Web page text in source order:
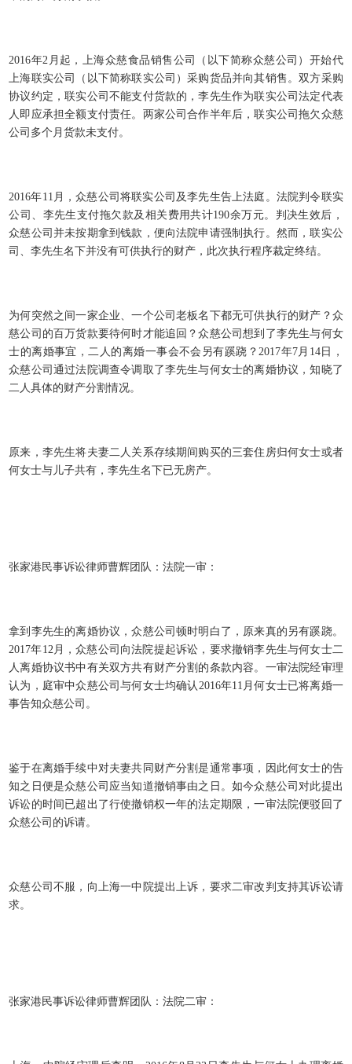
2016年2月起，上海众慈食品销售公司（以下简称众慈公司）开始代
上海联实公司（以下简称联实公司）采购货品并向其销售。双方采购
协议约定，联实公司不能支付货款的，李先生作为联实公司法定代表
人即应承担全额支付责任。两家公司合作半年后，联实公司拖欠众慈
公司多个月货款未支付。
2016年11月，众慈公司将联实公司及李先生告上法庭。法院判令联实
公司、李先生支付拖欠款及相关费用共计190余万元。判决生效后，
众慈公司并未按期拿到钱款，便向法院申请强制执行。然而，联实公
司、李先生名下并没有可供执行的财产，此次执行程序裁定终结。
为何突然之间一家企业、一个公司老板名下都无可供执行的财产？众
慈公司的百万货款要待何时才能追回？众慈公司想到了李先生与何女
士的离婚事宜，二人的离婚一事会不会另有蹊跷？2017年7月14日，
众慈公司通过法院调查令调取了李先生与何女士的离婚协议，知晓了
二人具体的财产分割情况。
原来，李先生将夫妻二人关系存续期间购买的三套住房归何女士或者
何女士与儿子共有，李先生名下已无房产。
张家港民事诉讼律师曹辉团队：法院一审：
拿到李先生的离婚协议，众慈公司顿时明白了，原来真的另有蹊跷。
2017年12月，众慈公司向法院提起诉讼，要求撤销李先生与何女士二
人离婚协议书中有关双方共有财产分割的条款内容。一审法院经审理
认为，庭审中众慈公司与何女士均确认2016年11月何女士已将离婚一
事告知众慈公司。
鉴于在离婚手续中对夫妻共同财产分割是通常事项，因此何女士的告
知之日便是众慈公司应当知道撤销事由之日。如今众慈公司对此提出
诉讼的时间已超出了行使撤销权一年的法定期限，一审法院便驳回了
众慈公司的诉请。
众慈公司不服，向上海一中院提出上诉，要求二审改判支持其诉讼请
求。
张家港民事诉讼律师曹辉团队：法院二审：